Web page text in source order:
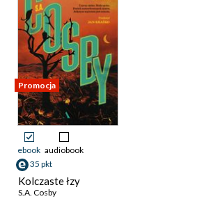
Promocja
ebook audiobook
35 pkt
Kolczaste łzy
S.A. Cosby